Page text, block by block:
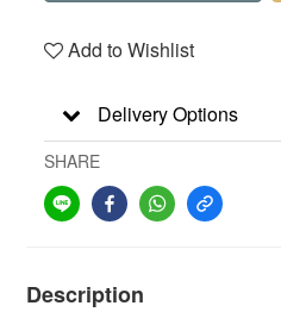
Add to Wishlist
Delivery Options
SHARE
Description